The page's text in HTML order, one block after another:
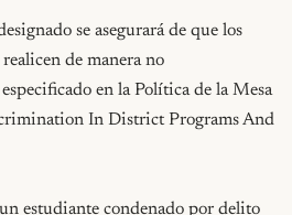
se asegurará de que los
de manera no
en la Política de la Mesa
In District Programs And
estudiante condenado por delito